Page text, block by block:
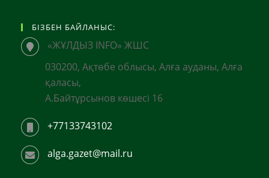
БІЗБЕН БАЙЛАНЫС:
«ЖҰЛДЫЗ INFO» ЖШС
030200, Ақтөбе облысы, Алға ауданы, Алға
қаласы,
А.Байтұрсынов көшесі 16
+77133743102
alga.gazet@mail.ru